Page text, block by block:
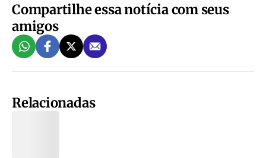
Compartilhe essa notícia com seus
amigos
Relacionadas